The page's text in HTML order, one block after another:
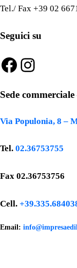
Tel./ Fax +39 02
Seguici su
Facebook
Sede
Via Populonia, 8 –
Tel.02.36753755
Fax 02.36753756
Cell.
Email: